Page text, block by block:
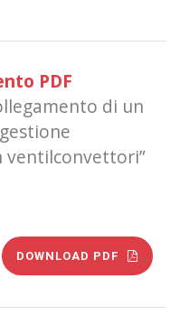
PDF
di un
ventilconvettori”
DOWNLOAD PDF